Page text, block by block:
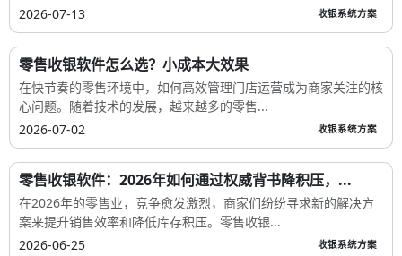
2026-07-13
收银系统方案
零售收银软件怎么选？小成本大效果
在快节奏的零售环境中，如何高效管理门店运营成为商家关注的核
心问题。随着技术的发展，越来越多的零售...
2026-07-02
收银系统方案
零售收银软件：2026年如何通过权威背书降积压，...
在2026年的零售业，竞争愈发激烈，商家们纷纷寻求新的解决方
案来提升销售效率和降低库存积压。零售收银...
2026-06-25
收银系统方案